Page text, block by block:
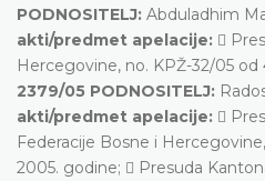
PODNOSITELJ: Abduladhim
akti/predmet apelacije: 
Hercegovine, no. KPŽ-32/05 od
2379/05 PODNOSITELJ:
akti/predmet apelacije: 
Federacije Bosne i
2005. godine;  Presuda